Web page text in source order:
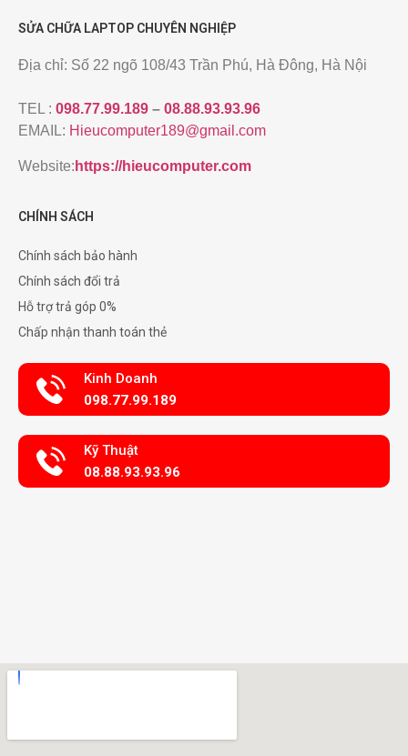
SỬA CHỮA LAPTOP CHUYÊN NGHIỆP
Địa chỉ: Số 22 ngõ 108/43 Trần Phú, Hà Đông, Hà Nội
TEL : 098.77.99.189 – 08.88.93.93.96
EMAIL: Hieucomputer189@gmail.com
Website: https://hieucomputer.com
CHÍNH SÁCH
Chính sách bảo hành
Chính sách đổi trả
Hỗ trợ trả góp 0%
Chấp nhận thanh toán thẻ
Kinh Doanh
098.77.99.189
Kỹ Thuật
08.88.93.93.96